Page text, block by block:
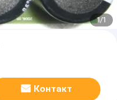
1/1
Контакт